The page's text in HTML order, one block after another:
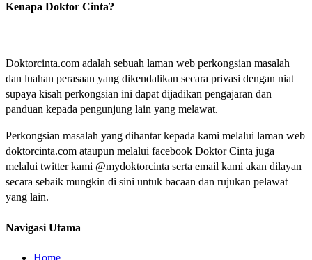
Kenapa Doktor Cinta?
Doktorcinta.com adalah sebuah laman web perkongsian masalah
dan luahan perasaan yang dikendalikan secara privasi dengan niat
supaya kisah perkongsian ini dapat dijadikan pengajaran dan
panduan kepada pengunjung lain yang melawat.
Perkongsian masalah yang dihantar kepada kami melalui laman web
doktorcinta.com ataupun melalui facebook Doktor Cinta juga
melalui twitter kami @mydoktorcinta serta email kami akan dilayan
secara sebaik mungkin di sini untuk bacaan dan rujukan pelawat
yang lain.
Navigasi Utama
Home